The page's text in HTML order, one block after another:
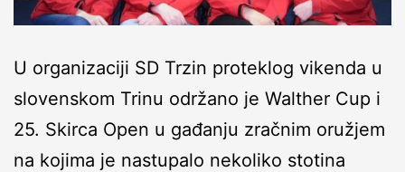
U organizaciji SD Trzin proteklog vikenda u
slovenskom Trinu održano je Walther Cup i
25. Skirca Open u gađanju zračnim oružjem
na kojima je nastupalo nekoliko stotina